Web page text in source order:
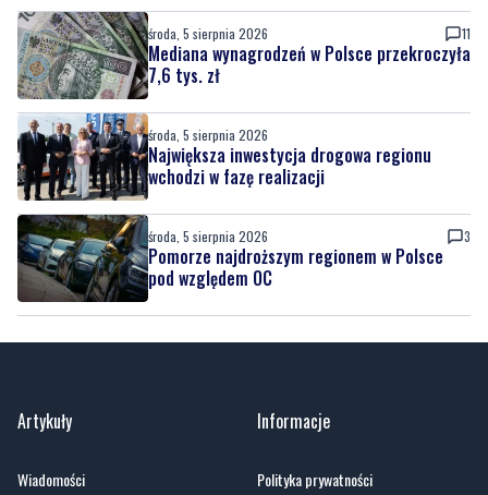
środa, 5 sierpnia 2026 11
Mediana wynagrodzeń w Polsce przekroczyła
7,6 tys. zł
środa, 5 sierpnia 2026
Największa inwestycja drogowa regionu
wchodzi w fazę realizacji
środa, 5 sierpnia 2026 3
Pomorze najdroższym regionem w Polsce
pod względem OC
Artykuły
Wiadomości
Informacje
Polityka prywatności